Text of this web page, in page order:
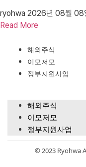
ryohwa 2026년 08월 08
Read More
해외주식
이모저모
정부지원사업
해외주식
이모저모
정부지원사업
© 2023 Ryohwa